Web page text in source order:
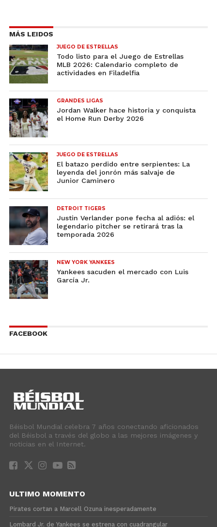
MÁS LEIDOS
JUEGO DE ESTRELLAS
Todo listo para el Juego de Estrellas
MLB 2026: Calendario completo de
actividades en Filadelfia
GRANDES LIGAS
Jordan Walker hace historia y conquista
el Home Run Derby 2026
JUEGO DE ESTRELLAS
El batazo perdido entre serpientes: La
leyenda del jonrón más salvaje de
Junior Caminero
DETROIT TIGERS
Justin Verlander pone fecha al adiós: el
legendario pitcher se retirará tras la
temporada 2026
NEW YORK YANKEES
Yankees sacuden el mercado con Luis
García Jr.
FACEBOOK
Béisbol Mundial celebra 7 años conectando aficionados
del Béisbol a través del globo a las mejores imágenes y
noticias en el Internet.
ULTIMO MOMENTO
Pirates cortan a Marcell Ozuna inesperadamente
Lombard Jr. de Yankees se estrena con cuadrangular